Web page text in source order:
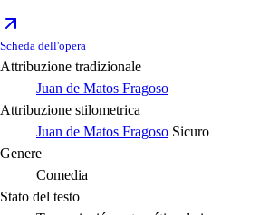
Scheda dell'opera
Attribuzione tradizionale
Juan de Matos Fragoso
Attribuzione stilometrica
Juan de Matos Fragoso Sicuro
Genere
Comedia
Stato del testo